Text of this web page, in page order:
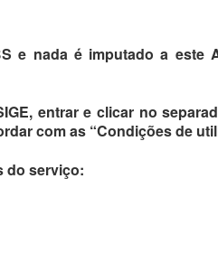
e nada é imputado a este
entrar e clicar no
com as “Condições de
do serviço: